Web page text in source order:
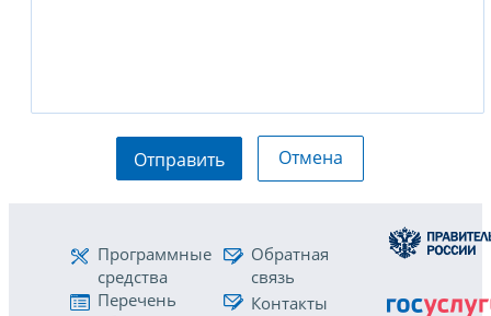
Отправить Отмена
Программные
средства
Перечень
Обратная
связь
Контакты